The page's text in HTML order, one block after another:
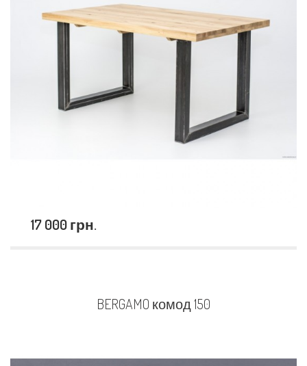
17 000 грн.
BERGAMO комод 150